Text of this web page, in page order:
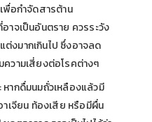
พื่อกำจัดสารต้าน
าจเป็นอันตราย ควรระวัง
งมากเกินไป ซึ่งอาจลด
ความเสี่ยงต่อโรคต่างๆ
: หากดื่มนมถั่วเหลืองแล้วมี
เจียน ท้องเสีย หรือมีผื่น